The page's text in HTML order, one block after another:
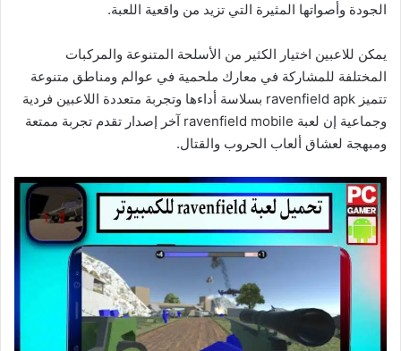
الجودة وأصواتها المثيرة التي تزيد من واقعية اللعبة.
يمكن للاعبين اختيار الكثير من الأسلحة المتنوعة والمركبات
المختلفة للمشاركة في معارك ملحمية في عوالم ومناطق متنوعة
تتميز ravenfield apk بسلاسة أداءها وتجربة متعددة اللاعبين فردية
وجماعية إن لعبة ravenfield mobile آخر إصدار تقدم تجربة ممتعة
ومبهجة لعشاق ألعاب الحروب والقتال.